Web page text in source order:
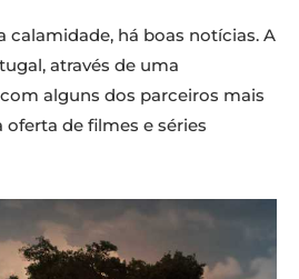
calamidade, há boas notícias. A
através de uma
alguns dos parceiros mais
de filmes e séries